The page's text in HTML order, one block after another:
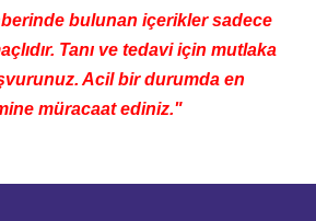
bulunan içerikler sadece
Tanı ve tedavi için mutlaka
Acil bir durumda en
müracaat ediniz."